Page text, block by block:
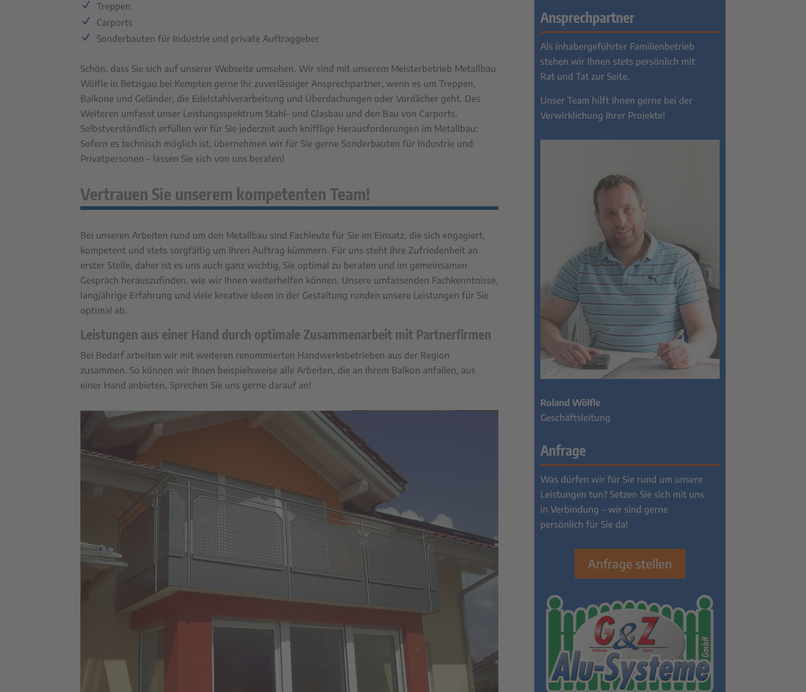
Treppen
Carports
Sonderbauten für Industrie und private Auftraggeber
Schön, dass Sie sich auf unserer Webseite umsehen. Wir sind mit unserem Meisterbetrieb Metallbau
Wölfle in Betzigau bei Kempten gerne Ihr zuverlässiger Ansprechpartner, wenn es um Treppen,
Balkone und Geländer, die Edelstahlverarbeitung und Überdachungen oder Vordächer geht. Des
Weiteren umfasst unser Leistungsspektrum Stahl- und Glasbau und den Bau von Carports.
Selbstverständlich erfüllen wir für Sie jederzeit auch knifflige Herausforderungen im Metallbau:
Sofern es technisch möglich ist, übernehmen wir für Sie gerne Sonderbauten für Industrie und
Privatpersonen – lassen Sie sich von uns beraten!
Vertrauen Sie unserem kompetenten Team!
Bei unseren Arbeiten rund um den Metallbau sind Fachleute für Sie im Einsatz, die sich engagiert,
kompetent und stets sorgfältig um Ihren Auftrag kümmern. Für uns steht Ihre Zufriedenheit an
erster Stelle, daher ist es uns auch ganz wichtig, Sie optimal zu beraten und im gemeinsamen
Gespräch herauszufinden, wie wir Ihnen weiterhelfen können. Unsere umfassenden Fachkenntnisse,
langjährige Erfahrung und viele kreative Ideen in der Gestaltung runden unsere Leistungen für Sie
optimal ab.
Leistungen aus einer Hand durch optimale Zusammenarbeit mit Partnerfirmen
Bei Bedarf arbeiten wir mit weiteren renommierten Handwerksbetrieben aus der Region
zusammen. So können wir Ihnen beispielsweise alle Arbeiten, die an Ihrem Balkon anfallen, aus
einer Hand anbieten. Sprechen Sie uns gerne darauf an!
Ansprechpartner
Als inhabergeführter Familienbetrieb
stehen wir Ihnen stets persönlich mit
Rat und Tat zur Seite.
Unser Team hilft Ihnen gerne bei der
Verwirklichung Ihrer Projekte!
Roland Wölfle
Geschäftsleitung
Anfrage
Was dürfen wir für Sie rund um unsere
Leistungen tun? Setzen Sie sich mit uns
in Verbindung – wir sind gerne
persönlich für Sie da!
Anfrage stellen